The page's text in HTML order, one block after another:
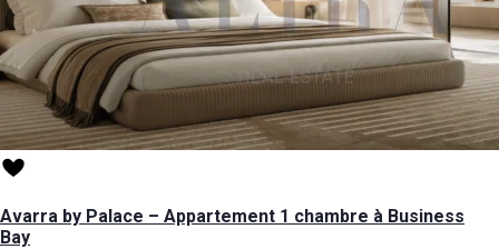
Avarra by Palace – Appartement 1 chambre à Business
Bay